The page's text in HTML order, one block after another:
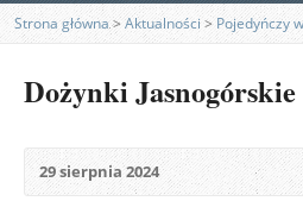
Strona główna> Aktualności > Pojedyńczy
Dożynki Jasnogórskie
29 sierpnia 2024